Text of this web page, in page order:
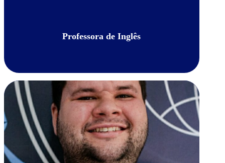
Professora de Inglês